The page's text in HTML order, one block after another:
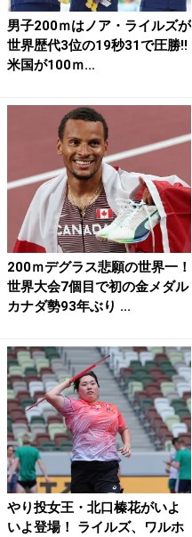
男子200ｍはノア・ライルズが
世界歴代3位の19秒31で圧勝!!
米国が100ｍ...
200ｍデグラス悲願の世界一！
世界大会7個目で初の金メダル
カナダ勢93年ぶり ...
やり投女王・北口榛花がいよ
いよ登場！ ライルズ、ワルホ